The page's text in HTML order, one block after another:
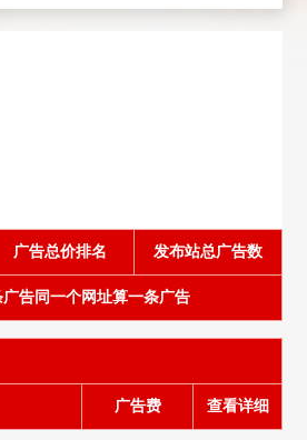
广告总价排名 发布站总广告数
告同一个网址算一条广告
广告费 查看详细